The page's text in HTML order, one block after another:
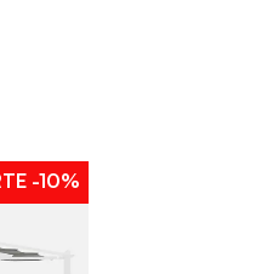
-10%